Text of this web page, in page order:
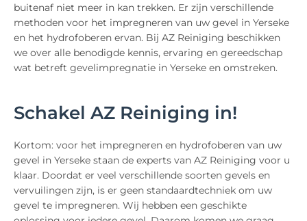
buitenaf niet meer in kan trekken. Er zijn verschillende
methoden voor het impregneren van uw gevel in Yerseke
en het hydrofoberen ervan. Bij AZ Reiniging beschikken
we over alle benodigde kennis, ervaring en gereedschap
wat betreft gevelimpregnatie in Yerseke en omstreken.
Schakel AZ Reiniging in!
Kortom: voor het impregneren en hydrofoberen van uw
gevel in Yerseke staan de experts van AZ Reiniging voor u
klaar. Doordat er veel verschillende soorten gevels en
vervuilingen zijn, is er geen standaardtechniek om uw
gevel te impregneren. Wij hebben een geschikte